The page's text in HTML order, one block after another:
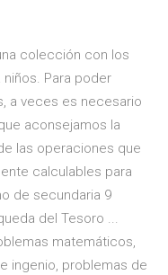
colección con los
Para poder
a veces es necesario
aconsejamos la
las operaciones que
calculables para
de secundaria 9
del Tesoro ...
matemáticos,
ingenio, problemas de